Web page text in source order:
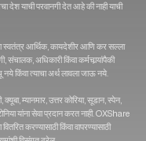
देश याची परवानगी देत आहे की नाही याची
स्वतंत्र आर्थिक, कायदेशीर आणि कर सल्ला
संचालक, अधिकारी किंवा कर्मचार्‍यांपैकी
नये किंवा त्याचा अर्थ लावला जाऊ नये.
म्यानमार, उत्तर कोरिया, सूडान, स्पेन,
यांना सेवा प्रदान करत नाही. OXShare
करण्यासाठी किंवा वापरण्यासाठी